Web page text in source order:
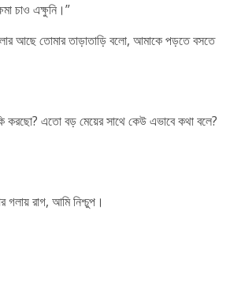
চাও এক্ষুনি।”
আছে তোমার তাড়াতাড়ি বলো, আমাকে পড়তে বসতে
এতো বড় মেয়ের সাথে কেউ এভাবে কথা বলে?
রাগ, আমি নিশ্চুপ।